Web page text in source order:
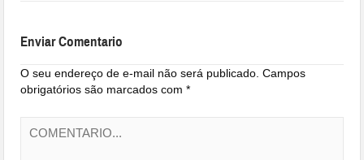
Enviar Comentario
O seu endereço de e-mail não será publicado. Campos
obrigatórios são marcados com*